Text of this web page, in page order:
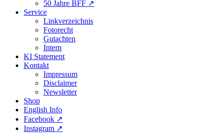
50 Jahre BFF ↗︎
Service
Linkverzeichnis
Fotorecht
Gutachten
Intern
KI Statement
Kontakt
Impressum
Disclaimer
Newsletter
Shop
English Info
Facebook ↗︎
Instagram ↗︎